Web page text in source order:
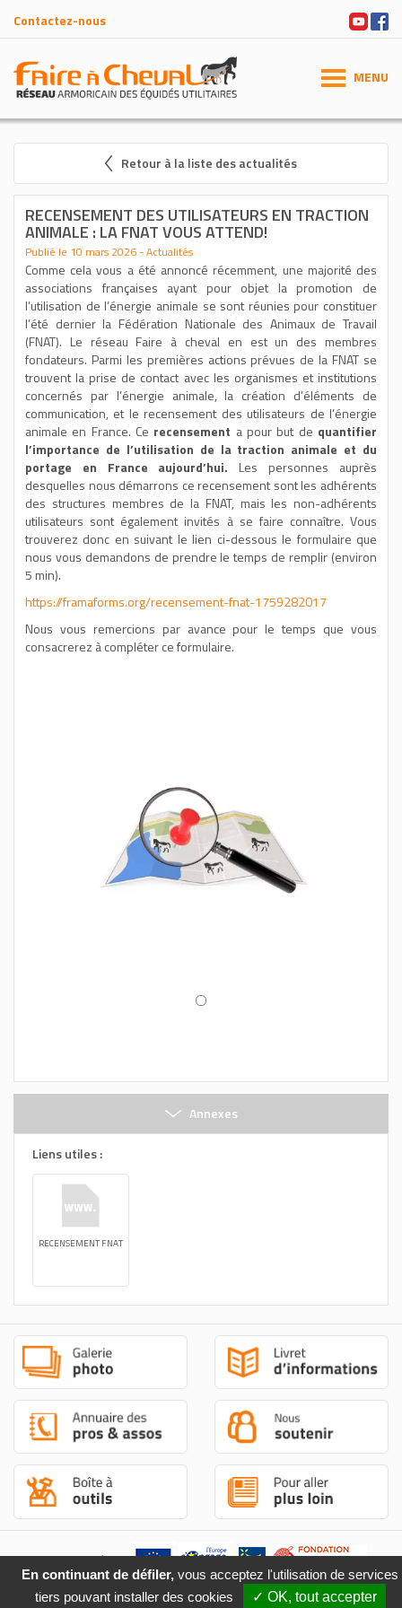
Contactez-nous
MENU
Retour à la liste des actualités
RECENSEMENT DES UTILISATEURS EN TRACTION
ANIMALE : LA FNAT VOUS ATTEND!
Publié le 10 mars 2026 - Actualités
Comme cela vous a été annoncé récemment, une majorité des
associations françaises ayant pour objet la promotion de
l’utilisation de l’énergie animale se sont réunies pour constituer
l’été dernier la Fédération Nationale des Animaux de Travail
(FNAT). Le réseau Faire à cheval en est un des membres
fondateurs. Parmi les premières actions prévues de la FNAT se
trouvent la prise de contact avec les organismes et institutions
concernés par l’énergie animale, la création d’éléments de
communication, et le recensement des utilisateurs de l’énergie
animale en France. Ce recensement a pour but de quantifier
l’importance de l’utilisation de la traction animale et du
portage en France aujourd’hui. Les personnes auprès
desquelles nous démarrons ce recensement sont les adhérents
des structures membres de la FNAT, mais les non-adhérents
utilisateurs sont également invités à se faire connaître. Vous
trouverez donc en suivant le lien ci-dessous le formulaire que
nous vous demandons de prendre le temps de remplir (environ
5 min).
https://framaforms.org/recensement-fnat-1759282017
Nous vous remercions par avance pour le temps que vous
consacrerez à compléter ce formulaire.
Annexes
Liens utiles :
RECENSEMENT FNAT
Site cofinancé par :
En continuant de défiler, vous acceptez l'utilisation de services
tiers pouvant installer des cookies
✓ OK, tout accepter